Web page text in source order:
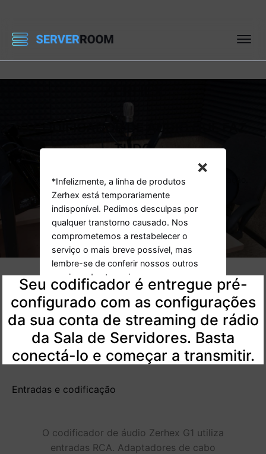
×
*Infelizmente, a linha de produtos
Zerhex está temporariamente
indisponível. Pedimos desculpas por
qualquer transtorno causado. Nos
comprometemos a restabelecer o
serviço o mais breve possível, mas
lembre-se de conferir nossos outros
serviços de streaming e
codificadores.
TUDO
O único codificador de áudio que não requer configuração.
Basta conectar e começar a transmitir.
Sim, obtenha meu codificador
Seu codificador é entregue pré-
configurado com as configurações
da sua conta de streaming de rádio
da Sala de Servidores. Basta
conectá-lo e começar a transmitir.
Entradas e codificação
O codificador de áudio Zerhex G1 utiliza
entradas RCA. Adaptadores de cabo